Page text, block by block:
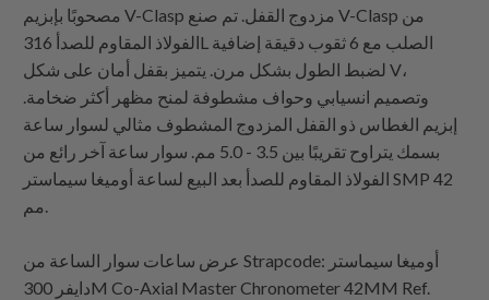
مصحوبًا بإبزيم V-Clasp مزدوج القفل. تم صنع V-Clasp من
الفولاذ المقاوم للصدأ 316L الصلب مع 6 ثقوب دقيقة إضافية
لضبط الطول بشكل مرن. يتميز بقفل أمان على شكل V،
وتصميم انسيابي وحواف مشطوفة لمنح مظهر أكثر ضخامة.
إبزيم الغطاس ذو القفل المزدوج المشطوف مثالي لسوار ساعة
بسمك يتراوح تقريبًا بين 3.5 - 5.0 مم. سوار ساعة آخر رائع من
الفولاذ المقاوم للصدأ بعد البيع لساعة أوميغا سيماستر SMP 42
مم.
عرض ساعات سوار الساعة منStrapcode: أوميغا سيماستر
دايفر 300M Co-Axial Master Chronometer 42MM Ref.